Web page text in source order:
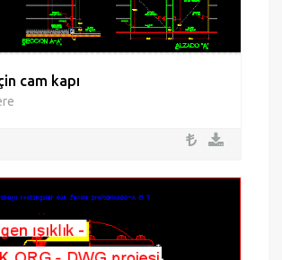
cam kapı